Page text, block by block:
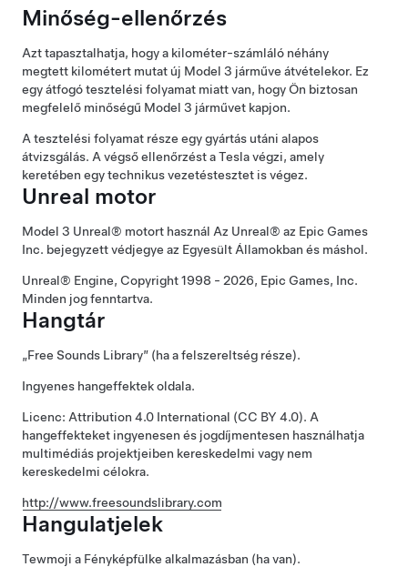
Minőség-ellenőrzés
Azt tapasztalhatja, hogy a kilométer-számláló néhány
megtett kilométert mutat új Model 3 járműve átvételekor. Ez
egy átfogó tesztelési folyamat miatt van, hogy Ön biztosan
megfelelő minőségű Model 3 járművet kapjon.
A tesztelési folyamat része egy gyártás utáni alapos
átvizsgálás. A végső ellenőrzést a Tesla végzi, amely
keretében egy technikus vezetéstesztet is végez.
Unreal motor
Model 3 Unreal® motort használ Az Unreal® az Epic Games
Inc. bejegyzett védjegye az Egyesült Államokban és máshol.
Unreal® Engine, Copyright 1998 - 2026, Epic Games, Inc.
Minden jog fenntartva.
Hangtár
„Free Sounds Library” (ha a felszereltség része).
Ingyenes hangeffektek oldala.
Licenc: Attribution 4.0 International (CC BY 4.0). A
hangeffekteket ingyenesen és jogdíjmentesen használhatja
multimédiás projektjeiben kereskedelmi vagy nem
kereskedelmi célokra.
http://www.freesoundslibrary.com
Hangulatjelek
Tewmoji a Fényképfülke alkalmazásban (ha van).